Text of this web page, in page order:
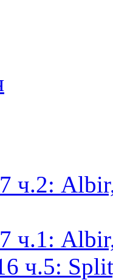
ч.2:
ч.1:
ч.5: